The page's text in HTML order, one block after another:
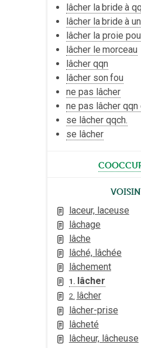
lâcher la bride à
lâcher la bride à
lâcher la proie
lâcher le morceau
lâcher qqn
lâcher son fou
ne pas lâcher
ne pas lâcher qqn
se lâcher qqch.
se lâcher
laceur, laceuse
lâchage
lâche
lâché, lâchée
lâchement
1. lâcher
2. lâcher
lâcher-prise
lâcheté
lâcheur, lâcheuse